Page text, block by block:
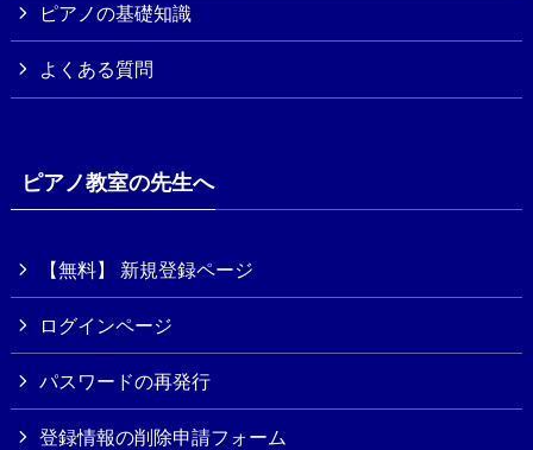
ピアノの基礎知識
よくある質問
ピアノ教室の先生へ
【無料】 新規登録ページ
ログインページ
パスワードの再発行
登録情報の削除申請フォーム